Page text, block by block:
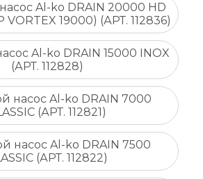
Al-ko DRAIN 20000 HD
19000) (АРТ. 112836)
Al-ko DRAIN 15000 INOX
(АРТ. 112828)
насос Al-ko DRAIN 7000
(АРТ. 112821)
насос Al-ko DRAIN 7500
(АРТ. 112822)